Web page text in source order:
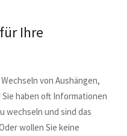
Ihre
von Aushängen,
haben oft Informationen
wechseln und sind das
wollen Sie keine